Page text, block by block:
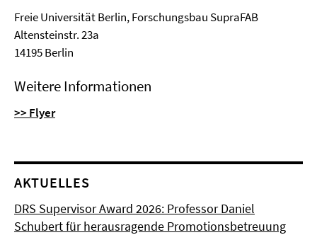
Freie Universität Berlin, Forschungsbau SupraFAB
Altensteinstr. 23a
14195 Berlin
Weitere Informationen
>> Flyer
AKTUELLES
DRS Supervisor Award 2026: Professor Daniel
Schubert für herausragende Promotionsbetreuung